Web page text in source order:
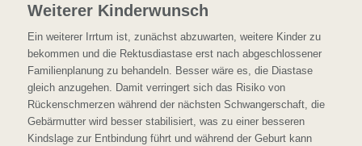
Weiterer Kinderwunsch
Ein weiterer Irrtum ist, zunächst abzuwarten, weitere Kinder zu
bekommen und die Rektusdiastase erst nach abgeschlossener
Familienplanung zu behandeln. Besser wäre es, die Diastase
gleich anzugehen. Damit verringert sich das Risiko von
Rückenschmerzen während der nächsten Schwangerschaft, die
Gebärmutter wird besser stabilisiert, was zu einer besseren
Kindslage zur Entbindung führt und während der Geburt kann